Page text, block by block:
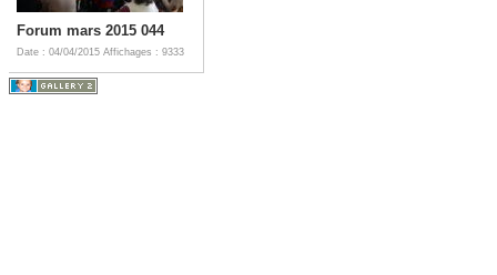
Forum mars 2015 044
Date : 04/04/2015 Affichages : 9333